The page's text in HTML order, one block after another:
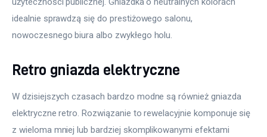
idealnie sprawdzą się do prestiżowego salonu,
nowoczesnego biura albo zwykłego holu.
Retro gniazda elektryczne
W dzisiejszych czasach bardzo modne są również gniazda
elektryczne retro. Rozwiązanie to rewelacyjnie komponuje się
z wieloma mniej lub bardziej skomplikowanymi efektami